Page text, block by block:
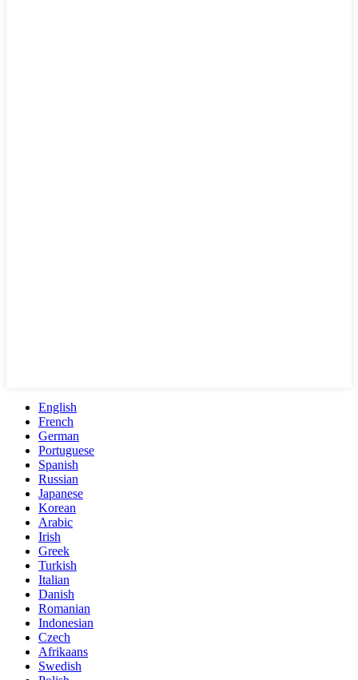
English
French
German
Portuguese
Spanish
Russian
Japanese
Korean
Arabic
Irish
Greek
Turkish
Italian
Danish
Romanian
Indonesian
Czech
Afrikaans
Swedish